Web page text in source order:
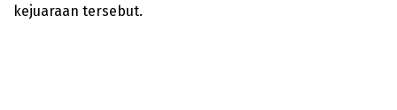
kejuaraan tersebut.